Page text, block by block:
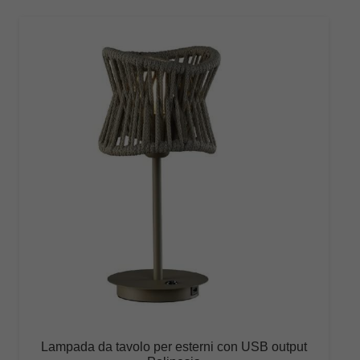
Lampada da tavolo per esterni con USB output